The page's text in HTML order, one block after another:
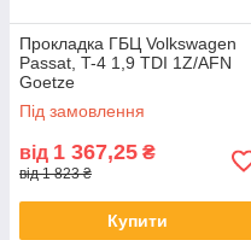
Прокладка ГБЦ Volkswagen
Passat, T-4 1,9 TDI 1Z/AFN
Goetze
Під замовлення
від 1 367,25 ₴
від 1 823 ₴
Купити